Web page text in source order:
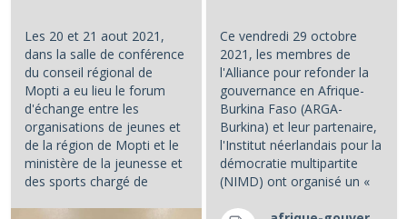
Les 20 et 21 aout 2021,
dans la salle de conférence
du conseil régional de
Mopti a eu lieu le forum
d'échange entre les
organisations de jeunes et
de la région de Mopti et le
ministère de la jeunesse et
des sports chargé de
Ce vendredi 29 octobre
2021, les membres de
l'Alliance pour refonder la
gouvernance en Afrique-
Burkina Faso (ARGA-
Burkina) et leur partenaire,
l'Institut néerlandais pour la
démocratie multipartite
(NIMD) ont organisé un «